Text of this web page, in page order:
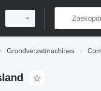
Grondverzetmachines